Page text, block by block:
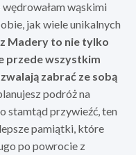
wąskimi
jak wiele unikalnych
Madery to nie tylko
przede wszystkim
zabrać ze sobą
podróż na
stamtąd przywieźć, ten
pamiątki, które
po powrocie z